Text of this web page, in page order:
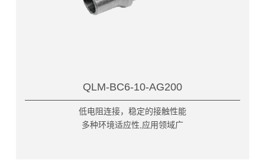
QLM-BC6-10-AG200
低电阻连接，稳定的接触性能
多种环境适应性,应用领域广